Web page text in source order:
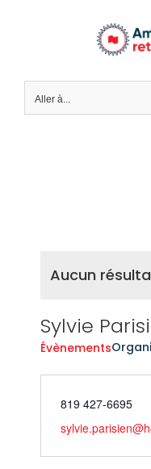
Aller à...
Aucun
Sylvie
Évènements
819 427-6695